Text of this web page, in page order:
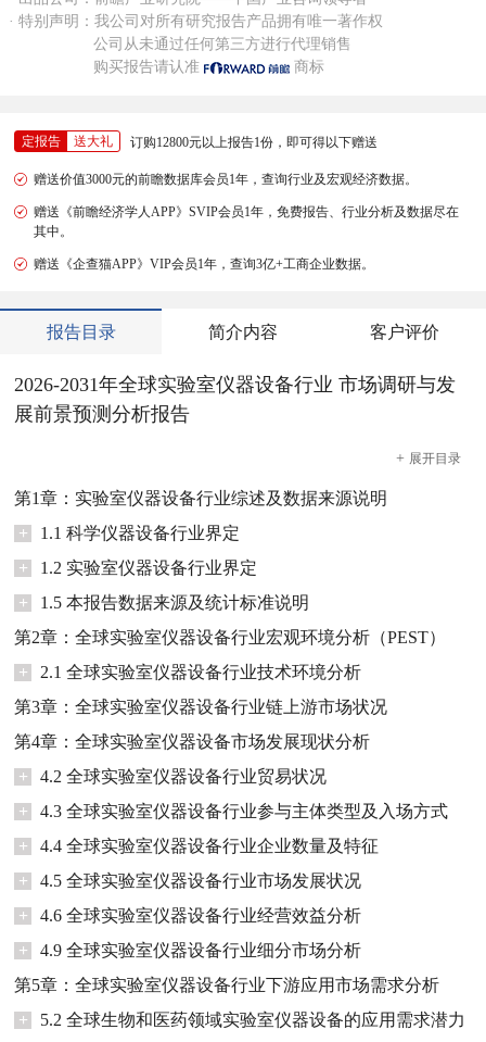
· 特别声明：我公司对所有研究报告产品拥有唯一著作权
公司从未通过任何第三方进行代理销售
购买报告请认准
商标
定报告 送大礼 订购12800元以上报告1份，即可得以下赠送
赠送价值3000元的前瞻数据库会员1年，查询行业及宏观经济数据。
赠送《前瞻经济学人APP》SVIP会员1年，免费报告、行业分析及数据尽在
其中。
赠送《企查猫APP》VIP会员1年，查询3亿+工商企业数据。
报告目录 简介内容 客户评价
2026-2031年全球实验室仪器设备行业 市场调研与发
展前景预测分析报告
+ 展开目录
第1章：实验室仪器设备行业综述及数据来源说明
+
1.1 科学仪器设备行业界定
+
1.2 实验室仪器设备行业界定
+
1.5 本报告数据来源及统计标准说明
第2章：全球实验室仪器设备行业宏观环境分析（PEST）
+
2.1 全球实验室仪器设备行业技术环境分析
第3章：全球实验室仪器设备行业链上游市场状况
第4章：全球实验室仪器设备市场发展现状分析
+
4.2 全球实验室仪器设备行业贸易状况
+
4.3 全球实验室仪器设备行业参与主体类型及入场方式
+
4.4 全球实验室仪器设备行业企业数量及特征
+
4.5 全球实验室仪器设备行业市场发展状况
+
4.6 全球实验室仪器设备行业经营效益分析
+
4.9 全球实验室仪器设备行业细分市场分析
第5章：全球实验室仪器设备行业下游应用市场需求分析
+
5.2 全球生物和医药领域实验室仪器设备的应用需求潜力